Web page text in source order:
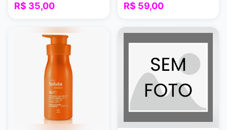
R$ 35,00 R$ 59,00